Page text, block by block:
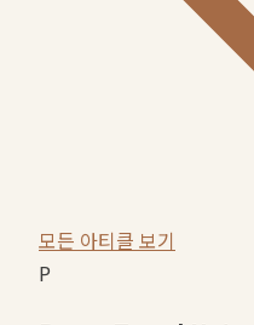
모든 아티클 보기
P